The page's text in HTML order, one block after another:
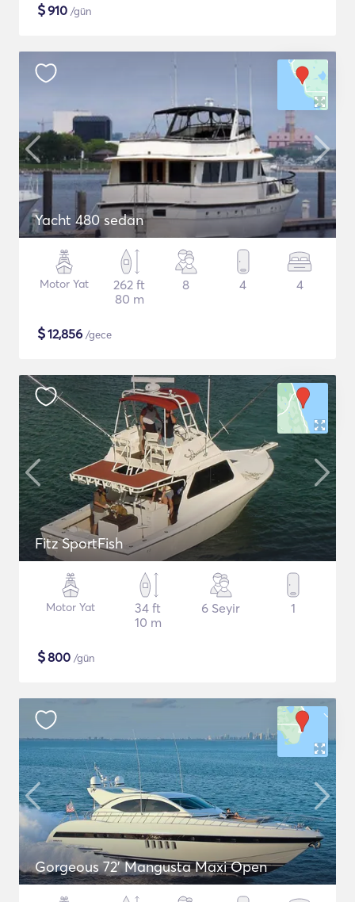
$910 /gün
Yacht 480 sedan
Motor Yat
262 ft
80 m
8 4 4
$12,856 /gece
Fitz SportFish
Motor Yat
34 ft
10 m
6 Seyir 1
$800 /gün
Gorgeous 72' Mangusta Maxi Open